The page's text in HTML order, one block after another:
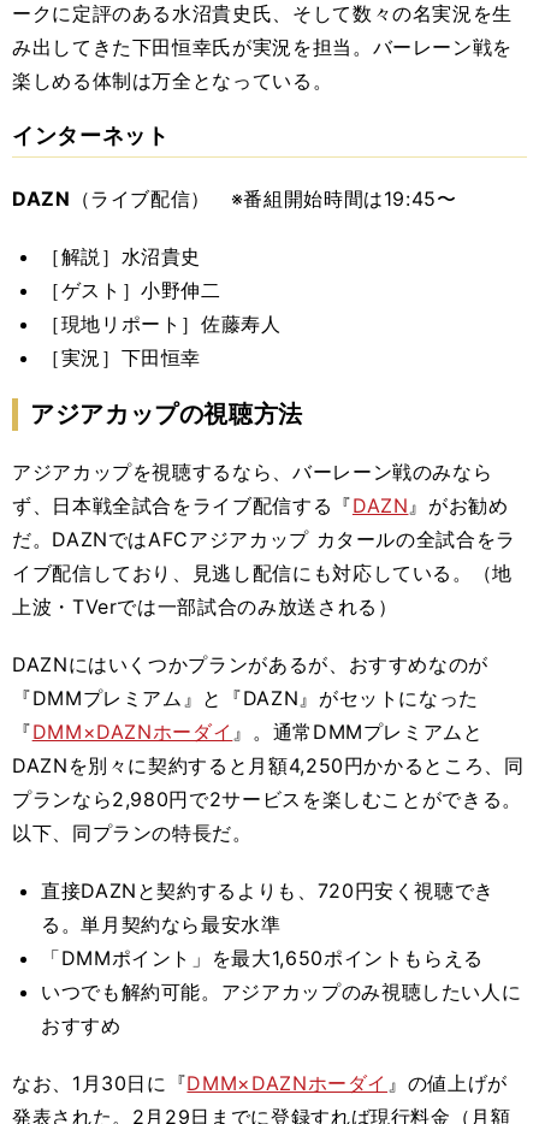
ークに定評のある水沼貴史氏、そして数々の名実況を生
み出してきた下田恒幸氏が実況を担当。バーレーン戦を
楽しめる体制は万全となっている。
インターネット
DAZN （ライブ配信） ※番組開始時間は19:45〜
［解説］水沼貴史
［ゲスト］小野伸二
［現地リポート］佐藤寿人
［実況］下田恒幸
アジアカップの視聴方法
アジアカップを視聴するなら、バーレーン戦のみなら
ず、日本戦全試合をライブ配信する『DAZN』がお勧め
だ。 DAZNではAFCアジアカップ カタールの全試合をラ
イブ配信しており、見逃し配信にも対応している。（地
上波・TVerでは一部試合のみ放送される）
DAZNにはいくつかプランがあるが、おすすめなのが
『DMMプレミアム』と『DAZN』がセットになった
『DMM×DAZNホーダイ 』。通常DMMプレミアムと
DAZNを別々に契約すると月額4,250円かかるところ、同
プランなら2,980円で2サービスを楽しむことができる。
以下、同プランの特長だ。
直接DAZNと契約するよりも、720円安く視聴でき
る。単月契約なら最安水準
「DMMポイント」を最大1,650ポイントもらえる
いつでも解約可能。アジアカップのみ視聴したい人に
おすすめ
なお、1月30日に『DMM×DAZNホーダイ 』の値上げが
発表された。2月29日までに登録すれば現行料金（月額